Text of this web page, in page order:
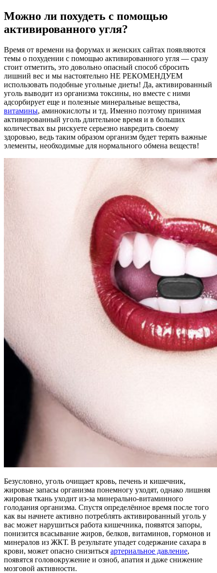
Можно ли похудеть с помощью
активированного угля?
Время от времени на форумах и женских сайтах появляются
темы о похудении с помощью активированного угля — сразу
стоит отметить, это довольно опасный способ сбросить
лишний вес и мы настоятельно НЕ РЕКОМЕНДУЕМ
использовать подобные угольные диеты! Да, активированный
уголь выводит из организма токсины, но вместе с ними
адсорбирует еще и полезные минеральные вещества,
витамины, аминокислоты и тд. Именно поэтому принимая
активированный уголь длительное время и в больших
количествах вы рискуете серьезно навредить своему
здоровью, ведь таким образом организм будет терять важные
элементы, необходимые для нормального обмена веществ!
Безусловно, уголь очищает кровь, печень и кишечник,
жировые запасы организма понемногу уходят, однако лишняя
жировая ткань уходит из-за минерально-витаминного
голодания организма. Спустя определённое время после того
как вы начнете активно потреблять активированный уголь у
вас может нарушиться работа кишечника, появятся запоры,
понизится всасывание жиров, белков, витаминов, гормонов и
минералов из ЖКТ. В результате упадет содержание сахара в
крови, может опасно снизиться артериальное давление,
появятся головокружение и озноб, апатия и даже снижение
мозговой активности.